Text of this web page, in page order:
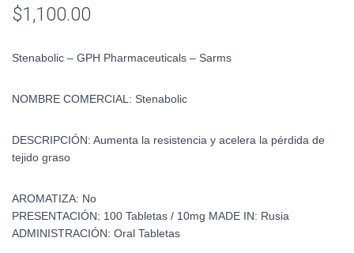
$1,100.00
Stenabolic – GPH Pharmaceuticals – Sarms
NOMBRE COMERCIAL: Stenabolic
DESCRIPCIÓN: Aumenta la resistencia y acelera la pérdida de
tejido graso
AROMATIZA: No
PRESENTACIÓN: 100 Tabletas / 10mg MADE IN: Rusia
ADMINISTRACIÓN: Oral Tabletas